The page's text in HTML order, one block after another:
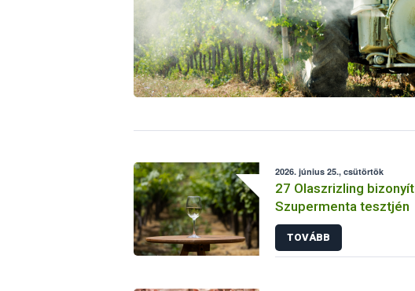
2026. június 25., csütörtök
27 Olaszrizling
Szupermenta tesztjén
TOVÁBB